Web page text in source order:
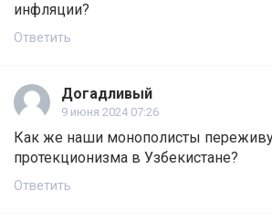
инфляции?
Ответить
Догадливый
9 июня 2024 07:26
Как же наши монополисты
протекционизма в Узбекистане?
Ответить